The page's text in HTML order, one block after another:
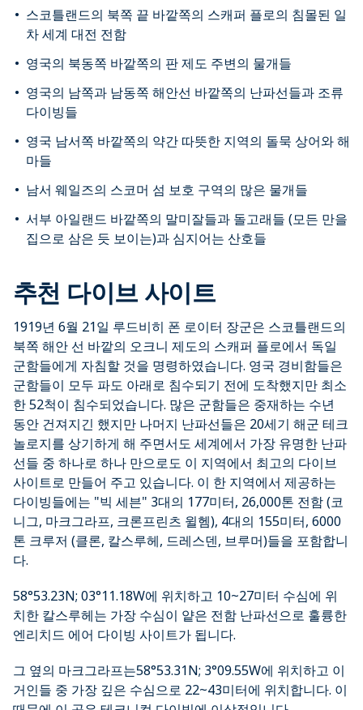
스코틀랜드의 북쪽 끝 바깥쪽의 스캐퍼 플로의 침몰된 일
차 세계 대전 전함
영국의 북동쪽 바깥쪽의 판 제도 주변의 물개들
영국의 남쪽과 남동쪽 해안선 바깥쪽의 난파선들과 조류
다이빙들
영국 남서쪽 바깥쪽의 약간 따뜻한 지역의 돌묵 상어와 해
마들
남서 웨일즈의 스코머 섬 보호 구역의 많은 물개들
서부 아일랜드 바깥쪽의 말미잘들과 돌고래들 (모든 만을
집으로 삼은 듯 보이는)과 심지어는 산호들
추천 다이브 사이트
1919년 6월 21일 루드비히 폰 로이터 장군은 스코틀랜드의
북쪽 해안 선 바깥의 오크니 제도의 스캐퍼 플로에서 독일
군함들에게 자침할 것을 명령하였습니다. 영국 경비함들은
군함들이 모두 파도 아래로 침수되기 전에 도착했지만 최소
한 52척이 침수되었습니다. 많은 군함들은 중재하는 수년
동안 건져지긴 했지만 나머지 난파선들은 20세기 해군 테크
놀로지를 상기하게 해 주면서도 세계에서 가장 유명한 난파
선들 중 하나로 하나 만으로도 이 지역에서 최고의 다이브
사이트로 만들어 주고 있습니다. 이 한 지역에서 제공하는
다이빙들에는 "빅 세븐" 3대의 177미터, 26,000톤 전함 (코
니그, 마크그라프, 크론프린츠 윌헴), 4대의 155미터, 6000
톤 크루저 (클론, 칼스루헤, 드레스덴, 브루머)들을 포함합니
다.
58°53.23N; 03°11.18W에 위치하고 10~27미터 수심에 위
치한 칼스루헤는 가장 수심이 얕은 전함 난파선으로 훌륭한
엔리치드 에어 다이빙 사이트가 됩니다.
그 옆의 마크그라프는58°53.31N; 3°09.55W에 위치하고 이
거인들 중 가장 깊은 수심으로 22~43미터에 위치합니다. 이